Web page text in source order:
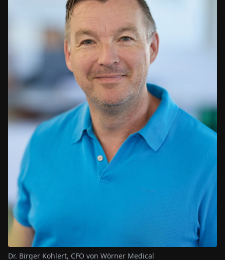
Dr. Birger Kohlert, CFO von Wörner Medical